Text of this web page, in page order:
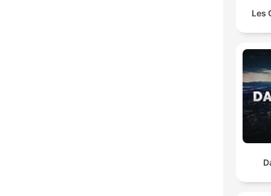
Les